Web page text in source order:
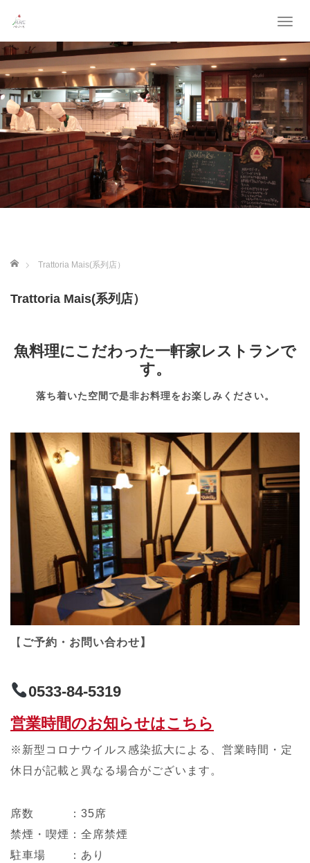
T
g
g
l
e
n
a
v
g
t
ホーム Trattoria Mais(系列店）
Trattoria Mais(系列店）
魚料理にこだわった一軒家レストランで
す。
落ち着いた空間で是非お料理をお楽しみください。
【 ご予約・お問い合わせ】
0533-84-5319
営業時間のお知らせはこちら
※新型コロナウイルス感染拡大による、営業時間・定
休日が記載と異なる場合がございます。
席数 ：35席
禁煙・喫煙：全席禁煙
駐車場 ：あり